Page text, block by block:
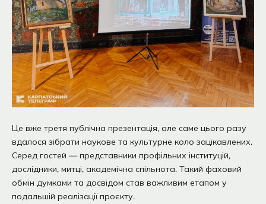
Це вже третя публічна презентація, але саме цього разу
вдалося зібрати наукове та культурне коло зацікавлених.
Серед гостей — представники профільних інституцій,
дослідники, митці, академічна спільнота. Такий фаховий
обмін думками та досвідом став важливим етапом у
подальшій реалізації проєкту.